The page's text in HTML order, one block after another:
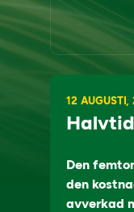
12 AUGUSTI,
Den
den
avverkad